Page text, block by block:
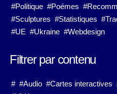
#Politique #Poémes
#Sculptures #Statistiques
#UE #Ukraine #Webdesign
Filtrer par contenu
# #Audio #Cartes interactives